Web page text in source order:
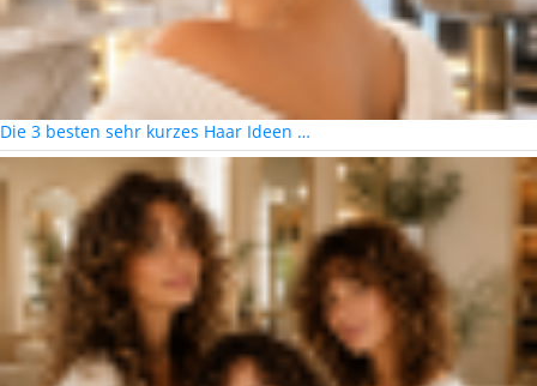
Die 3 besten sehr kurzes Haar Ideen …